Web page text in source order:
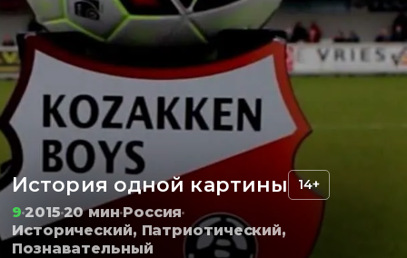
История одной картины 14+
9 201520 мин Россия
Исторический, Патриотический,
Познавательный